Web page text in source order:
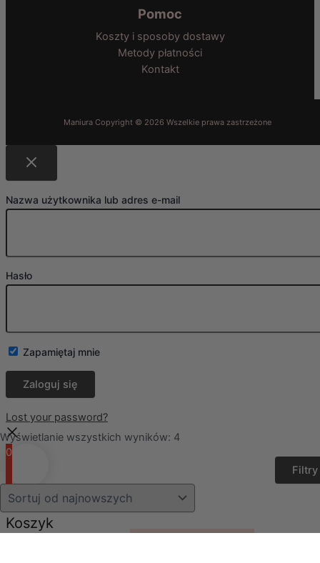
Wyświetlanie wszystkich wyników: 4
Filtry
Pomoc
Koszty i sposoby dostawy
Metody płatności
Kontakt
Nazwa użytkownika lub adres e-mail
Hasło
Zapamiętaj mnie
Lost your password?
0
0
Koszyk